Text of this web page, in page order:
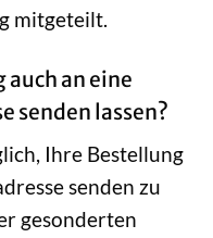
mitgeteilt.
an eine
senden lassen?
Ihre Bestellung
senden zu
gesonderten